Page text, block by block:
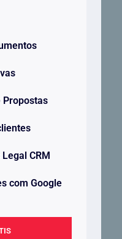
Propostas
CRM
com Google